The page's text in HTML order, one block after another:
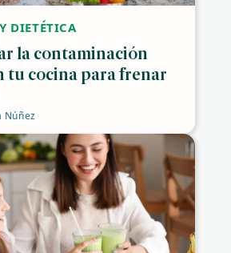
DIETÉTICA
la contaminación
tu cocina para frenar
Núñez